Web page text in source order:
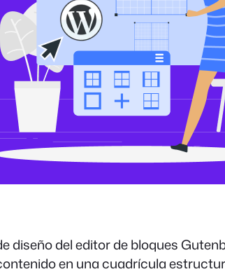
diseño del editor de bloques
en una cuadrícula